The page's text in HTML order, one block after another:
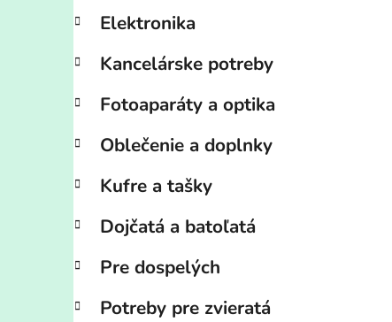
Elektronika
Kancelárske potreby
Fotoaparáty a optika
Oblečenie a doplnky
Kufre a tašky
Dojčatá a batoľatá
Pre dospelých
Potreby pre zvieratá